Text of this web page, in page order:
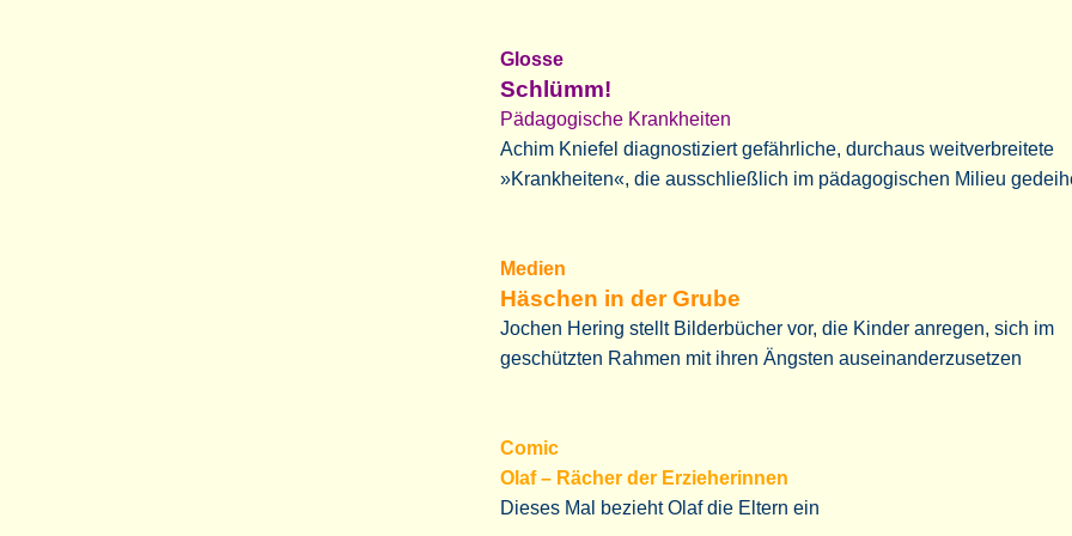
Glosse
Schlümm!
Pädagogische Krankheiten
Achim Kniefel diagnostiziert gefährliche, durchaus weitverbreitete
»Krankheiten«, die ausschließlich im pädagogischen Milieu
Medien
Häschen in der Grube
Jochen Hering stellt Bilderbücher vor, die Kinder anregen, sich im
geschützten Rahmen mit ihren Ängsten auseinanderzusetzen
Comic
Olaf – Rächer der Erzieherinnen
Dieses Mal bezieht Olaf die Eltern ein